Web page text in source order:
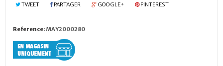
TWEET PARTAGER GOOGLE+ PINTEREST
Reference: MAY2000280